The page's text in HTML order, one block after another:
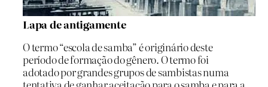
Lapa de antigamente
O termo “escola de samba” é originário deste
período de formação do gênero. O termo foi
adotado por grandes grupos de sambistas numa